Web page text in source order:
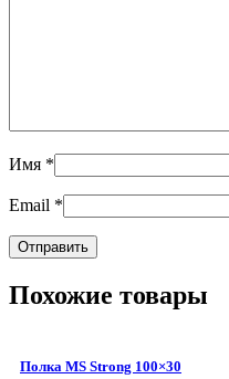
Имя *
Email *
Похожие товары
Полка MS Strong 100×30